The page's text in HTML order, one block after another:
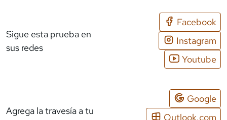
Sigue esta prueba en
sus redes
Facebook
Instagram
Youtube
Agrega la travesía a tu
Google
Outlook.com